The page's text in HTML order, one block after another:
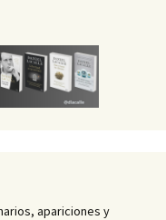
apariciones y